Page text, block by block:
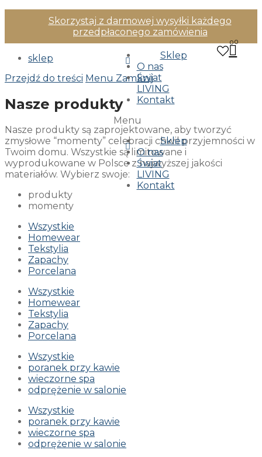
Skorzystaj z darmowej wysyłki każdego
przedpłaconego zamówienia
sklep
Sklep
O nas
Świat
LIVING
Kontakt
Menu
Sklep
O nas
Świat
LIVING
Kontakt
0
Przejdź do treści Menu Zamknij
Nasze produkty
Nasze produkty są zaprojektowane, aby tworzyć
zmysłowe “momenty” celebracji chwil przyjemności w
Twoim domu. Wszystkie są limitowane i
wyprodukowane w Polsce z najwyższej jakości
materiałów. Wybierz swoje:
produkty
momenty
Wszystkie
Homewear
Tekstylia
Zapachy
Porcelana
Wszystkie
Homewear
Tekstylia
Zapachy
Porcelana
Wszystkie
poranek przy kawie
wieczorne spa
odprężenie w salonie
Wszystkie
poranek przy kawie
wieczorne spa
odprężenie w salonie